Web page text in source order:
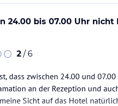
Kardio- und
und auch ein
angeboten.
den deutschen Hauptferienzeiten in
24.00 bis 07.00 Uhr
2 / 6
dass zwischen 24.00 und
an der Rezeption und
Sicht auf das Hotel